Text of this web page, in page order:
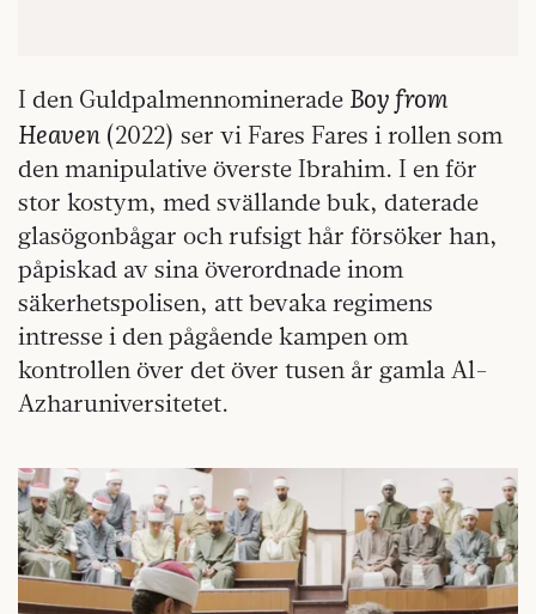
I den Guldpalmennominerade Boy from
Heaven (2022) ser vi Fares Fares i rollen som
den manipulative överste Ibrahim. I en för
stor kostym, med svällande buk, daterade
glasögonbågar och rufsigt hår försöker han,
påpiskad av sina överordnade inom
säkerhetspolisen, att bevaka regimens
intresse i den pågående kampen om
kontrollen över det över tusen år gamla Al-
Azharuniversitetet.